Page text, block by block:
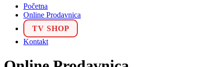
Početna
Online Prodavnica
TV SHOP
Kontakt